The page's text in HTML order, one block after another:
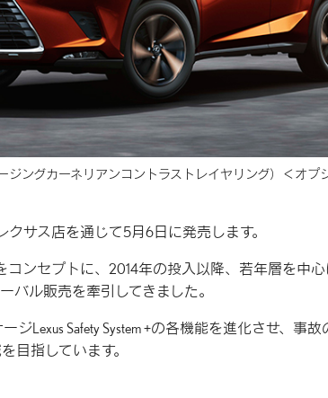
ジングカーネリアンコントラストレイヤリング） ＜オプ
サス店を通じて5月6日に発売します。
コンセプトに、2014年の投入以降、若年層を中
バル販売を牽引してきました。
Lexus Safety System +の各機能を進化させ、事
目指しています。